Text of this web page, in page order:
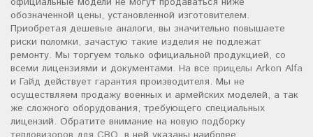
обозначенной цены, установленной изготовителем.
Приобретая дешевые аналоги, вы значительно повышаете
риски поломки, зачастую такие изделия не подлежат
ремонту. Мы торгуем только официальной продукцией, со
всеми лицензиями и документами. На все прицелы Arkon Alfa
и Гайд действует гарантия производителя. Мы не
осуществляем продажу военных и армейских моделей, а так
же сложного оборудования, требующего специальных
лицензий. Обратите внимание на новую подборку